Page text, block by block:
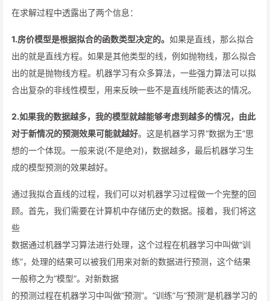
在求解过程中透露出了两个信息：
1.房价模型是根据拟合的函数类型决定的。 如果是直线，那么拟合
出的就是直线方程。如果是其他类型的线，例如抛物线，那么拟合
出的就是抛物线方程。机器学习有众多算法，一些强力算法可以拟
合出复杂的非线性模型，用来反映一些不是直线所能表达的情况。
2.如果我的数据越多，我的模型就越能够考虑到越多的情况，由此
对于新情况的预测效果可能就越好。这是机器学习界“数据为王”思
想的一个体现。一般来说(不是绝对)，数据越多，最后机器学习生
成的模型预测的效果越好。
通过我拟合直线的过程，我们可以对机器学习过程做一个完整的回
顾。首先，我们需要在计算机中存储历史的数据。接着，我们将这
些
数据通过机器学习算法进行处理，这个过程在机器学习中叫做“训
练”，处理的结果可以被我们用来对新的数据进行预测，这个结果
一般称之为“模型”。对新数据
的预测过程在机器学习中叫做“预测”。“训练”与“预测”是机器学习的